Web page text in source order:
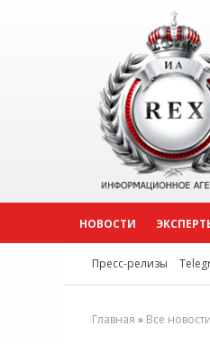
НОВОСТИ
Пресс-релизы
Главная » Все новости